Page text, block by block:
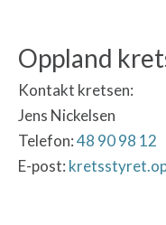
Oppland
Kontakt kretsen:
Jens Nickelsen
Telefon:48 90 98 12
E-post: